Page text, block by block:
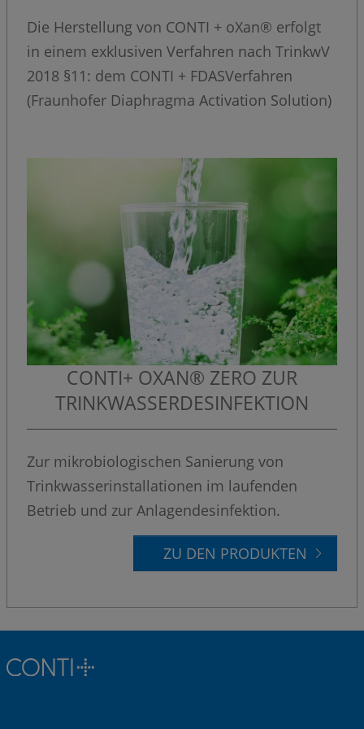
Die Herstellung von CONTI + oXan® erfolgt
in einem exklusiven Verfahren nach TrinkwV
2018 §11: dem CONTI + FDASVerfahren
(Fraunhofer Diaphragma Activation Solution)
CONTI+ OXAN® ZERO ZUR
TRINKWASSERDESINFEKTION
Zur mikrobiologischen Sanierung von
Trinkwasserinstallationen im laufenden
Betrieb und zur Anlagendesinfektion.
ZU DEN PRODUKTEN